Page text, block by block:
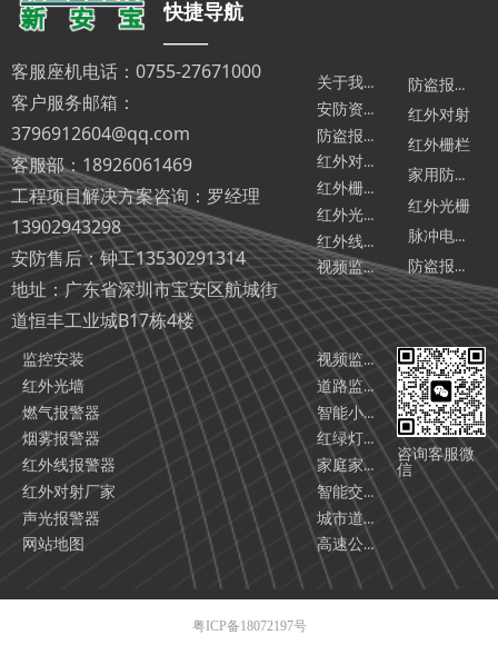
客服座机电话：0755-27671000
客户服务邮箱：
3796912604@qq.com
客服部：18926061469
工程项目解决方案咨询：罗经理
13902943298
安防售后：钟工13530291314
地址：广东省深圳市宝安区航城街
道恒丰工业城B17栋4楼
快捷导航
——
关于我们
安防资讯
防盗报警器相关汇总
红外对射相关汇总
红外栅栏相关汇总
红外光墙相关汇总
红外线报警器相关汇总
视频监控相关汇总
咨询客服微
信
防盗报警主机
红外对射
红外栅栏
家用防盗报警器
红外光栅
脉冲电子围栏
防盗报警器厂家
监控安装
红外光墙
燃气报警器
烟雾报警器
红外线报警器
红外对射厂家
声光报警器
网站地图
视频监控系统
道路监控工程智能化解决方案（2025版）
智能小区监控安装解决方案
红绿灯监控安装智能化解决方案（2025版）
家庭家用防盗报警系统解决方案
智能交通监控安装施工解决方案
城市道路监控安装施工解决方案
高速公路监控安装施工解决方案，以及高速公路监控安装公司/厂家推荐
粤ICP备18072197号